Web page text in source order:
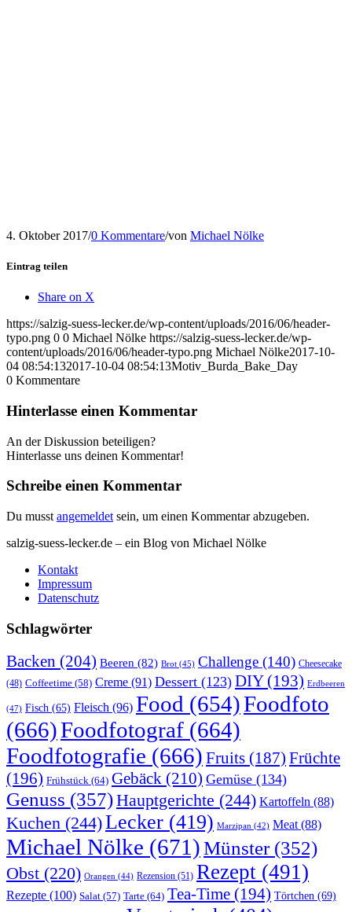
4. Oktober 2017/0 Kommentare/von Michael Nölke
Eintrag teilen
Share on X
https://salzig-suess-lecker.de/wp-content/uploads/2016/06/header-
typo.png 0 0 Michael Nölke https://salzig-suess-lecker.de/wp-
content/uploads/2016/06/header-typo.png Michael Nölke2017-10-
04 08:54:132017-10-04 08:54:13Motiv_Burda_Bake_Day
0 Kommentare
Hinterlasse einen Kommentar
An der Diskussion beteiligen?
Hinterlasse uns deinen Kommentar!
Schreibe einen Kommentar
Du musst angemeldet sein, um einen Kommentar abzugeben.
salzig-suess-lecker.de – ein Blog von Michael Nölke
Kontakt
Impressum
Datenschutz
Schlagwörter
Backen (204) Beeren (82) Brot (45) Challenge (140) Cheesecake
(48) Coffeetime (58) Creme (91) Dessert (123) DIY(193) Erdbeeren
(47) Fisch (65) Fleisch (96) Food (654)Foodfoto
(666)Foodfotograf (664)
Foodfotografie (666) Fruits (187) Früchte
(196) Frühstück (64) Gebäck (210) Gemüse (134)
Genuss (357)Hauptgerichte (244) Kartoffeln (88)
Kuchen (244)Lecker (419) Marzipan (42) Meat(88)
Michael Nölke (671)Münster(352)
Obst (220) Orangen (44) Rezension (51) Rezept (491)
Rezepte (100) Salat (57) Tarte (64) Tea-Time (194) Törtchen (69)